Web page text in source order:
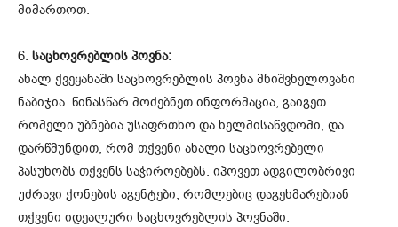
მიმართოთ.
6. საცხოვრებლის პოვნა:
ახალ ქვეყანაში საცხოვრებლის პოვნა მნიშვნელოვანი
ნაბიჯია. წინასწარ მოძებნეთ ინფორმაცია, გაიგეთ
რომელი უბნებია უსაფრთხო და ხელმისაწვდომი, და
დარწმუნდით, რომ თქვენი ახალი საცხოვრებელი
პასუხობს თქვენს საჭიროებებს. იპოვეთ ადგილობრივი
უძრავი ქონების აგენტები, რომლებიც დაგეხმარებიან
თქვენი იდეალური საცხოვრებლის პოვნაში.